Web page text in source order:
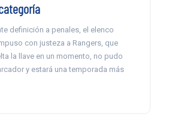
definición a penales, el elenco
con justeza a Rangers, que
la llave en un momento, no pudo
y estará una temporada más